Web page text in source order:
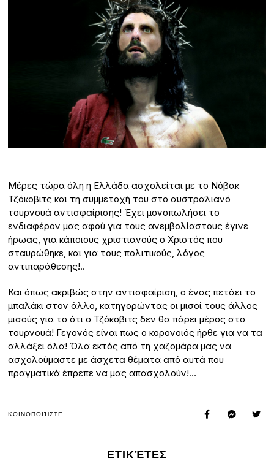
Μέρες τώρα όλη η Ελλάδα ασχολείται με το Νόβακ
Τζόκοβιτς και τη συμμετοχή του στο αυστραλιανό
τουρνουά αντισφαίρισης! Έχει μονοπωλήσει το
ενδιαφέρον μας αφού για τους ανεμβολίαστους έγινε
ήρωας, για κάποιους χριστιανούς ο Χριστός που
σταυρώθηκε, και για τους πολιτικούς, λόγος
αντιπαράθεσης!..
Και όπως ακριβώς στην αντισφαίριση, ο ένας πετάει το
μπαλάκι στον άλλο, κατηγορώντας οι μισοί τους άλλος
μισούς για το ότι ο Τζόκοβιτς δεν θα πάρει μέρος στο
τουρνουά! Γεγονός είναι πως ο κορονοιός ήρθε για να τα
αλλάξει όλα! Όλα εκτός από τη χαζομάρα μας να
ασχολούμαστε με άσχετα θέματα από αυτά που
πραγματικά έπρεπε να μας απασχολούν!…
ΚΟΙΝΟΠΟΙΉΣΤΕ
ΕΤΙΚΈΤΕΣ